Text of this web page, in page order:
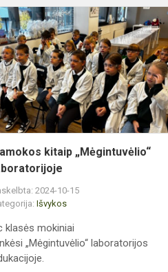
kitaip „Mėgintuvėlio“
2024-10-15
Išvykos
klasės mokiniai
„Mėgintuvėlio“ laboratorijos